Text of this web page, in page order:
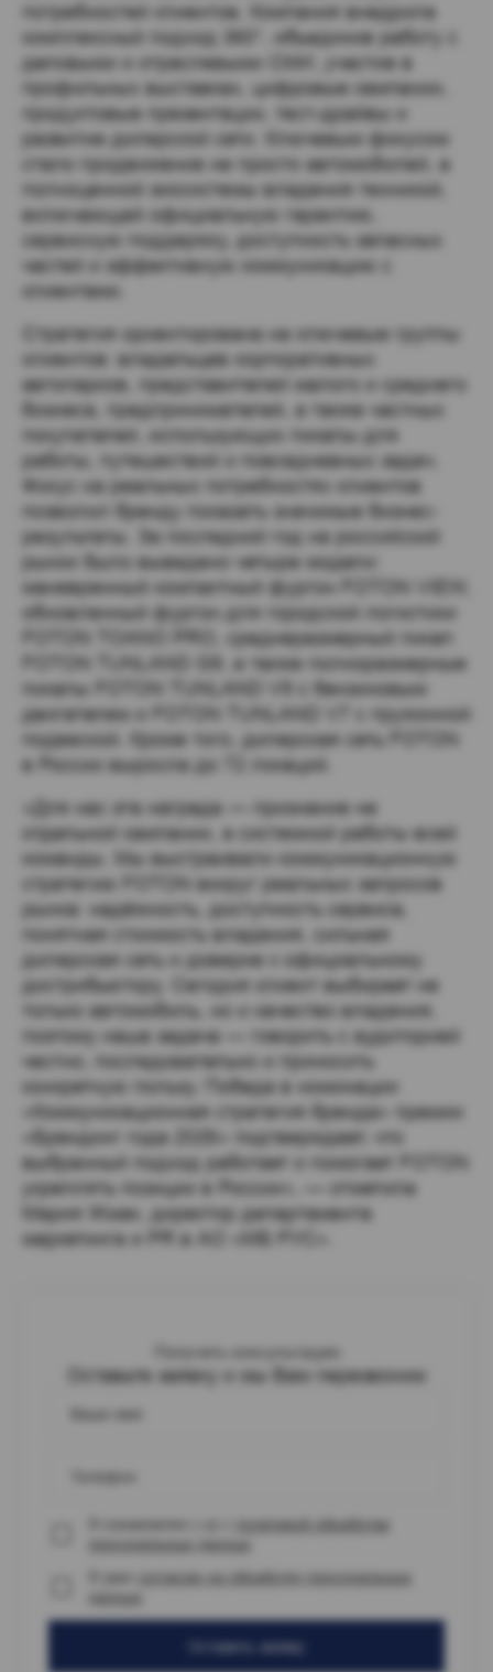
Получить консультацию
Оставьте заявку и мы Вам перезвоним
политикой обработки
персональных данных
согласие на обработку персональных
данных
потребностей клиентов. Компания внедрила
комплексный подход 360°, объединив работу с
деловыми и отраслевыми СМИ, участие в
профильных выставках, цифровые кампании,
продуктовые презентации, тест-драйвы и
развитие дилерской сети. Ключевым фокусом
стало продвижение не просто автомобилей, а
полноценной экосистемы владения техникой,
включающей официальную гарантию,
сервисную поддержку, доступность запасных
частей и эффективную коммуникацию с
клиентами.
Стратегия ориентирована на ключевые группы
клиентов: владельцев корпоративных
автопарков, представителей малого и среднего
бизнеса, предпринимателей, а также частных
покупателей, использующих пикапы для
работы, путешествий и повседневных задач.
Фокус на реальных потребностях клиентов
позволил бренду показать значимые бизнес-
результаты. За последний год на российский
рынок было выведено четыре модели:
маневренный компактный фургон FOTON VIEW,
обновленный фургон для городской логистики
FOTON TOANO PRO, среднеразмерный пикап
FOTON TUNLAND G9, а также полноразмерные
пикапы FOTON TUNLAND V9 с бензиновым
двигателем и FOTON TUNLAND V7 c пружинной
подвеской. Кроме того, дилерская сеть FOTON
в России выросла до 72 локаций.
«Для нас эта награда — признание не
отдельной кампании, а системной работы всей
команды. Мы выстраивали коммуникационную
стратегию FOTON вокруг реальных запросов
рынка: надёжность, доступность сервиса,
понятная стоимость владения, сильная
дилерская сеть и доверие к официальному
дистрибьютору. Сегодня клиент выбирает не
только автомобиль, но и качество владения,
поэтому наша задача — говорить с аудиторией
честно, последовательно и приносить
конкретную пользу. Победа в номинации
«Коммуникационная стратегия бренда» премии
«Брендинг года 2026» подтверждает, что
выбранный подход работает и помогает FOTON
укреплять позиции в России», — отметила
Мария Жмак, директор департамента
маркетинга и PR в АО «МБ РУС».